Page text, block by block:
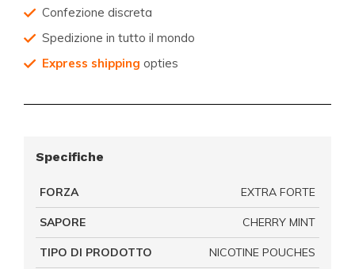
Confezione discreta
Spedizione in tutto il mondo
Express shipping opties
Specifiche
FORZA EXTRA FORTE
SAPORE CHERRY MINT
TIPO DI PRODOTTO NICOTINE POUCHES